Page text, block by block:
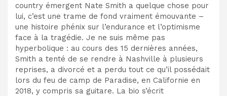
country émergent Nate Smith a quelque chose pour
lui, c’est une trame de fond vraiment émouvante –
une histoire phénix sur l’endurance et l’optimisme
face à la tragédie. Je ne suis même pas
hyperbolique : au cours des 15 dernières années,
Smith a tenté de se rendre à Nashville à plusieurs
reprises, a divorcé et a perdu tout ce qu’il possédait
lors du feu de camp de Paradise, en Californie en
2018, y compris sa guitare. La bio s’écrit